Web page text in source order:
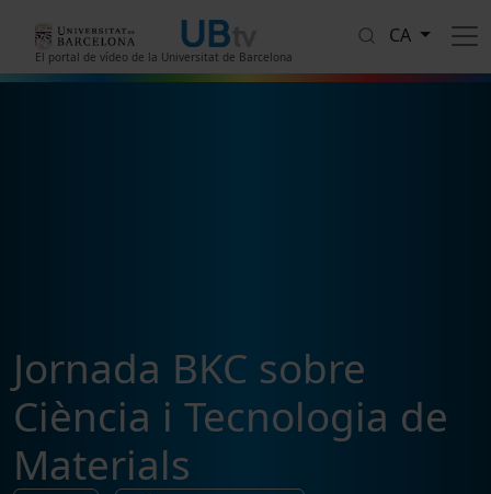
El portal de vídeo de la Universitat de Barcelona
CA
Jornada BKC sobre
Ciència i Tecnologia de
Materials